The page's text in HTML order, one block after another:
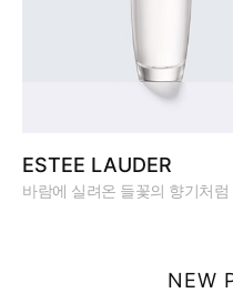
ESTEE LAUDER
바람에 실려온 들꽃의 향기처
NEW